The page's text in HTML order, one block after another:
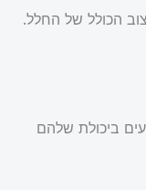
הכולל של החלל.
ביכולת שלהם